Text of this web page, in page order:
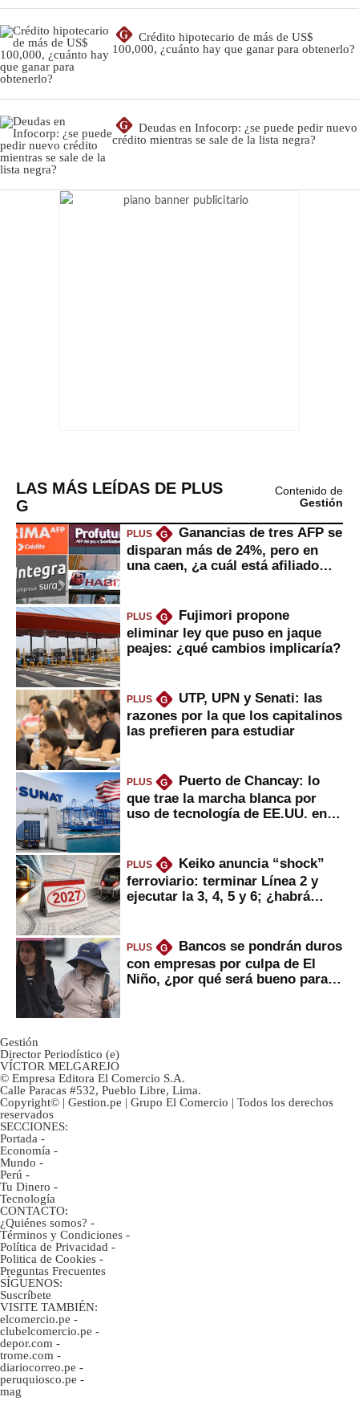
G
Crédito hipotecario de más de US$
100,000, ¿cuánto hay que ganar para obtenerlo?
G
Deudas en Infocorp: ¿se puede pedir nuevo
crédito mientras se sale de la lista negra?
LAS MÁS LEÍDAS DE PLUS
G
Contenido de
Gestión
PLUS G
Ganancias de tres AFP se
disparan más de 24%, pero en
una caen, ¿a cuál está afiliado
PLUS G
Fujimori propone
eliminar ley que puso en jaque
peajes: ¿qué cambios implicaría?
PLUS G
UTP, UPN y Senati: las
razones por la que los capitalinos
las prefieren para estudiar
PLUS G
Puerto de Chancay: lo
que trae la marcha blanca por
uso de tecnología de EE.UU. en
PLUS G
Keiko anuncia “shock”
ferroviario: terminar Línea 2 y
ejecutar la 3, 4, 5 y 6; ¿habrá
PLUS G
Bancos se pondrán duros
con empresas por culpa de El
Niño, ¿por qué será bueno para
Gestión
Director Periodístico (e)
VÍCTOR MELGAREJO
© Empresa Editora El Comercio S.A.
Calle Paracas #532, Pueblo Libre, Lima.
Copyright© | Gestion.pe | Grupo El Comercio | Todos los derechos
reservados
SECCIONES:
Portada -
Economía -
Mundo -
Perú -
Tu Dinero -
Tecnología
CONTACTO:
¿Quiénes somos? -
Términos y Condiciones -
Política de Privacidad -
Politica de Cookies -
Preguntas Frecuentes
SÍGUENOS:
Suscríbete
VISITE TAMBIÉN:
elcomercio.pe -
clubelcomercio.pe -
depor.com -
trome.com -
diariocorreo.pe -
peruquiosco.pe -
mag